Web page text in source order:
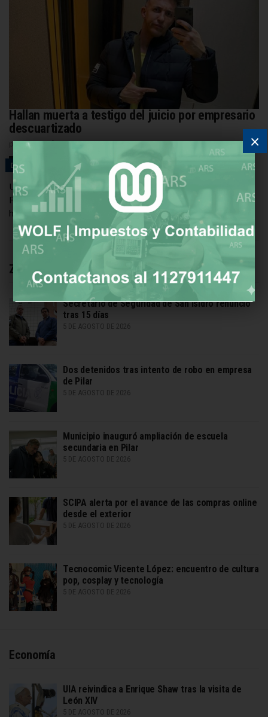
Hallan muerta a testigo del juicio por empresario
descuartizado
porREDACCIÓN
DESTACADAS 15 DE JULIO DE 2026
Una testigo clave del juicio por el crimen del empresario
Fernando “Lechuga” Pérez Algaba —cuyos restos fueron
hallados en un arroyo en Ingeniero Budge en […]
Zona Norte
Secretario de Seguridad de San Isidro renunció
tras 15 días
5 DE AGOSTO DE 2026
Dos detenidos tras intento de robo en empresa
de Pilar
5 DE AGOSTO DE 2026
Municipio inauguró ampliación de escuela
secundaria en Pilar
5 DE AGOSTO DE 2026
SCIPA alerta por el avance de las compras online
desde el exterior
5 DE AGOSTO DE 2026
Tecnocomic Vicente López: encuentro de cultura
pop, cosplay y tecnología
5 DE AGOSTO DE 2026
Economía
UIA reivindica a Enrique Shaw tras la visita de
León XIV
5 DE AGOSTO DE 2026
×